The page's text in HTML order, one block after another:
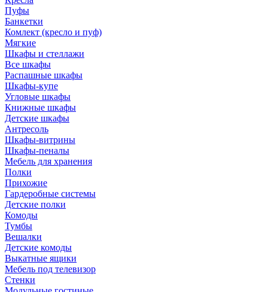
Пуфы
Банкетки
Комлект (кресло и пуф)
Мягкие
Шкафы и стеллажи
Все шкафы
Распашные шкафы
Шкафы-купе
Угловые шкафы
Книжные шкафы
Детские шкафы
Антресоль
Шкафы-витрины
Шкафы-пеналы
Мебель для хранения
Полки
Прихожие
Гардеробные системы
Детские полки
Комоды
Тумбы
Вешалки
Детские комоды
Выкатные ящики
Мебель под телевизор
Стенки